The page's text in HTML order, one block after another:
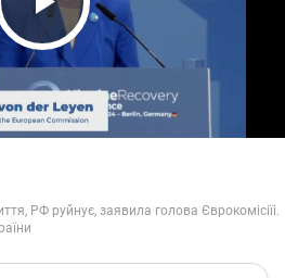
Play Video